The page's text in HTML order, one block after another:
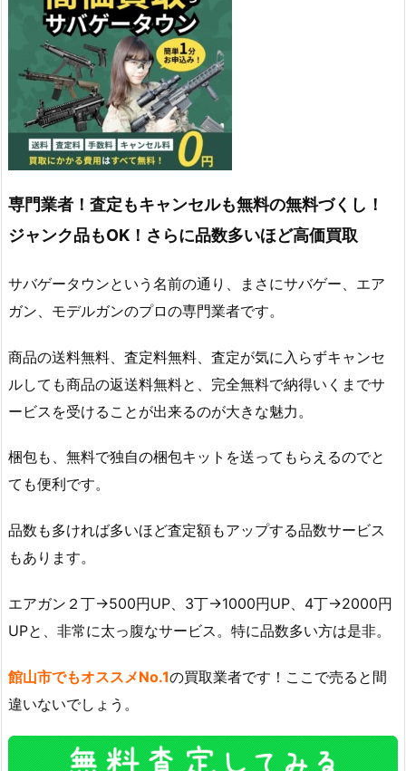
専門業者！査定もキャンセルも無料の無料づくし！
ジャンク品もOK！さらに品数多いほど高価買取
サバゲータウンという名前の通り、まさにサバゲー、エア
ガン、モデルガンのプロの専門業者です。
商品の送料無料、査定料無料、査定が気に入らずキャンセ
ルしても商品の返送料無料と、完全無料で納得いくまでサ
ービスを受けることが出来るのが大きな魅力。
梱包も、無料で独自の梱包キットを送ってもらえるのでと
ても便利です。
品数も多ければ多いほど査定額もアップする品数サービス
もあります。
エアガン２丁→500円UP、3丁→1000円UP、4丁→2000円
UPと、非常に太っ腹なサービス。特に品数多い方は是非。
館山市でもオススメNo.1の買取業者です！ここで売ると間
違いないでしょう。